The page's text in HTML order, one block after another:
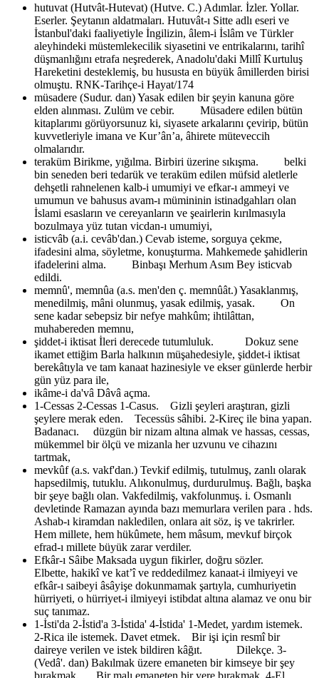
hutuvat (Hutvât-Hutevat) (Hutve. C.) Adımlar. İzler. Yollar.
Eserler. Şeytanın aldatmaları. Hutuvât-ı Sitte adlı eseri ve
İstanbul'daki faaliyetiyle İngilizin, âlem-i İslâm ve Türkler
aleyhindeki müstemlekecilik siyasetini ve entrikalarını, tarihî
düşmanlığını etrafa neşrederek, Anadolu'daki Millî Kurtuluş
Hareketini desteklemiş, bu hususta en büyük âmillerden birisi
olmuştu. RNK-Tarihçe-i Hayat/174
müsadere (Sudur. dan)Yasak edilen bir şeyin kanuna göre
elden alınması. Zulüm ve cebir. Müsadere edilen bütün
kitaplarımı görüyorsunuz ki, siyasete arkalarını çevirip, bütün
kuvvetleriyle imana ve Kur’ân’a, âhirete müteveccih
olmalarıdır.
teraküm Birikme, yığılma. Birbiri üzerine sıkışma. belki
bin seneden beri tedarük ve teraküm edilen müfsid aletlerle
dehşetli rahnelenen kalb-i umumiyi ve efkar-ı ammeyi ve
umumun ve bahusus avam-ı mümininin istinadgahları olan
İslami esasların ve cereyanların ve şeairlerin kırılmasıyla
bozulmaya yüz tutan vicdan-ı umumiyi,
isticvâb (a.i. cevâb'dan.) Cevab isteme, sorguya çekme,
ifadesini alma, söyletme, konuşturma. Mahkemede şahidlerin
ifadelerini alma. Binbaşı Merhum Asım Bey isticvab
edildi.
memnû', memnûa (a.s. men'den ç. memnûât.)Yasaklanmış,
menedilmiş, mâni olunmuş, yasak edilmiş, yasak. On
sene kadar sebepsiz bir nefye mahkûm; ihtilâttan,
muhabereden memnu,
şiddet-i iktisat İleri derecede tutumluluk. Dokuz sene
ikamet ettiğim Barla halkının müşahedesiyle, şiddet-i iktisat
berekâtıyla ve tam kanaat hazinesiyle ve ekser günlerde herbir
gün yüz para ile,
ikâme-i da'vâ Dâvâ açma.
1-Cessas 2-Cessas 1-Casus. Gizli şeyleri araştıran, gizli
şeylere merak eden. Tecessüs sâhibi. 2-Kireç ile bina yapan.
Badanacı. düzgün bir nizam altına almak ve hassas, cessas,
mükemmel bir ölçü ve mizanla her uzvunu ve cihazını
tartmak,
mevkûf (a.s. vakf'dan.) Tevkif edilmiş, tutulmuş, zanlı olarak
hapsedilmiş, tutuklu. Alıkonulmuş, durdurulmuş. Bağlı, başka
bir şeye bağlı olan. Vakfedilmiş, vakfolunmuş. i. Osmanlı
devletinde Ramazan ayında bazı memurlara verilen para . hds.
Ashab-ı kiramdan nakledilen, onlara ait söz, iş ve takrirler.
Hem millete, hem hükûmete, hem mâsum, mevkuf birçok
efrad-ı millete büyük zarar verdiler.
Efkâr-ı Sâibe Maksada uygun fikirler, doğru sözler.
Elbette, hakikî ve kat’î ve reddedilmez kanaat-i ilmiyeyi ve
efkâr-ı saibeyi âsâyişe dokunmamak şartıyla, cumhuriyetin
hürriyeti, o hürriyet-i ilmiyeyi istibdat altına alamaz ve onu bir
suç tanımaz.
1-İsti'da 2-İstid'a 3-İstida' 4-İstida' 1-Medet, yardım istemek.
2-Rica ile istemek. Davet etmek. Bir işi için resmî bir
daireye verilen ve istek bildiren kâğıt. Dilekçe. 3-
(Vedâ'. dan) Bakılmak üzere emaneten bir kimseye bir şey
bırakmak. Bir malı emaneten bir yere bırakmak. 4-El